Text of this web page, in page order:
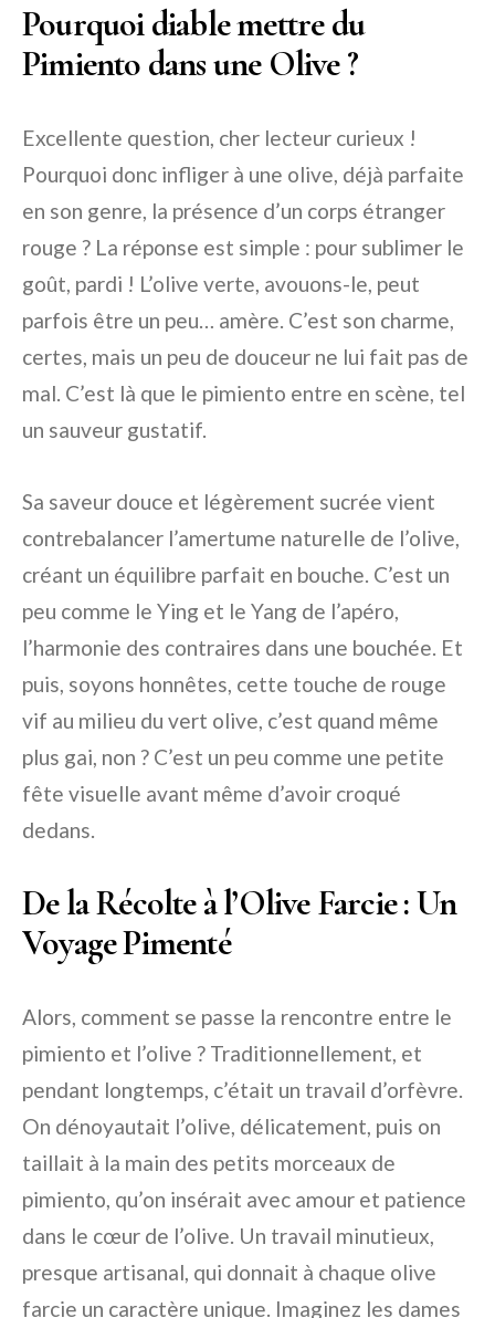
Pourquoi diable mettre du
Pimiento dans une Olive ?
Excellente question, cher lecteur curieux !
Pourquoi donc infliger à une olive, déjà parfaite
en son genre, la présence d’un corps étranger
rouge ? La réponse est simple : pour sublimer le
goût, pardi ! L’olive verte, avouons-le, peut
parfois être un peu… amère. C’est son charme,
certes, mais un peu de douceur ne lui fait pas de
mal. C’est là que le pimiento entre en scène, tel
un sauveur gustatif.
Sa saveur douce et légèrement sucrée vient
contrebalancer l’amertume naturelle de l’olive,
créant un équilibre parfait en bouche. C’est un
peu comme le Ying et le Yang de l’apéro,
l’harmonie des contraires dans une bouchée. Et
puis, soyons honnêtes, cette touche de rouge
vif au milieu du vert olive, c’est quand même
plus gai, non ? C’est un peu comme une petite
fête visuelle avant même d’avoir croqué
dedans.
De la Récolte à l’Olive Farcie : Un
Voyage Pimenté
Alors, comment se passe la rencontre entre le
pimiento et l’olive ? Traditionnellement, et
pendant longtemps, c’était un travail d’orfèvre.
On dénoyautait l’olive, délicatement, puis on
taillait à la main des petits morceaux de
pimiento, qu’on insérait avec amour et patience
dans le cœur de l’olive. Un travail minutieux,
presque artisanal, qui donnait à chaque olive
farcie un caractère unique. Imaginez les dames